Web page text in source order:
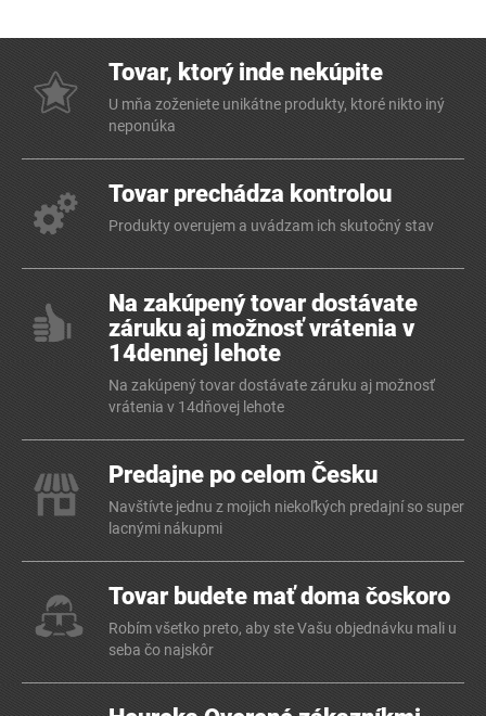
Tovar, ktorý inde nekúpite
U mňa zoženiete unikátne produkty, ktoré nikto iný
neponúka
Tovar prechádza kontrolou
Produkty overujem a uvádzam ich skutočný stav
Na zakúpený tovar dostávate
záruku aj možnosť vrátenia v
14dennej lehote
Na zakúpený tovar dostávate záruku aj možnosť
vrátenia v 14dňovej lehote
Predajne po celom Česku
Navštívte jednu z mojich niekoľkých predajní so super
lacnými nákupmi
Tovar budete mať doma čoskoro
Robím všetko preto, aby ste Vašu objednávku mali u
seba čo najskôr